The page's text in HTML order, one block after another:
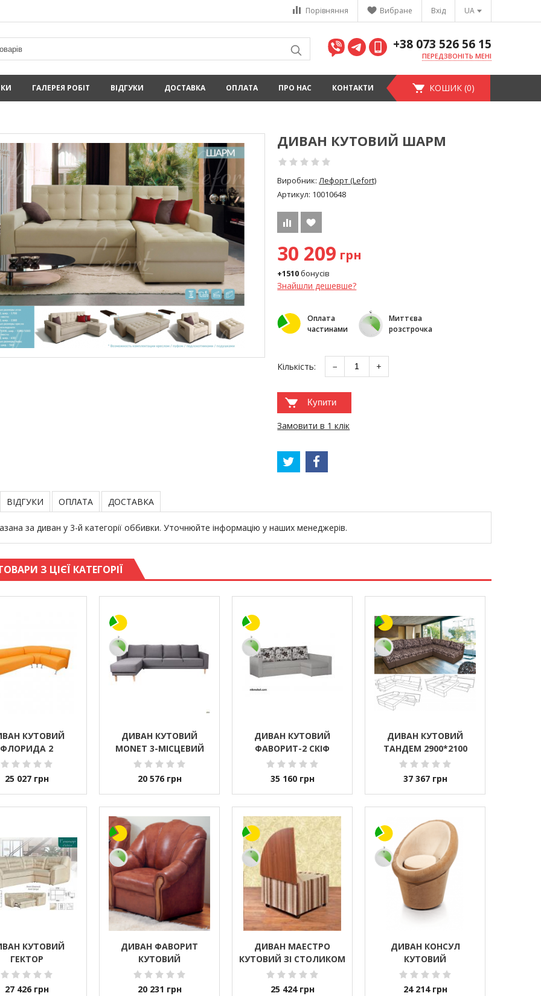
UA
Вхід
Вибране
Порівняння
+38 073 526 56 15
ПЕРЕДЗВОНІТЬ МЕНІ
ГАЛЕРЕЯ РОБІТ ВІДГУКИ ДОСТАВКА ОПЛАТА ПРО НАС КОНТАКТИ КОШИК (0)
ДИВАН КУТОВИЙ ШАРМ
Виробник: Лефорт (Lefort)
Артикул: 10010648
30 209 грн
+1510бонусів
Знайшли дешевше?
Оплата
частинами
Миттєва
розстрочка
Кількість: − +
Купити
Замовити в 1 клік
ВІДГУКИ ОПЛАТА ДОСТАВКА
за диван у 3-й категорії оббивки. Уточнюйте інформацію у наших менеджерів.
З ЦІЄЇ КАТЕГОРІЇ
КУТОВИЙ
ФЛОРИДА 2
25 027 грн
ДИВАН КУТОВИЙ
MONET 3-МІСЦЕВИЙ
20 576 грн
ДИВАН КУТОВИЙ
ФАВОРИТ-2 СКІФ
35 160 грн
ДИВАН КУТОВИЙ
ТАНДЕМ 2900*2100
37 367 грн
КУТОВИЙ
ГЕКТОР
27 426 грн
ДИВАН ФАВОРИТ
КУТОВИЙ
20 231 грн
ДИВАН МАЕСТРО
КУТОВИЙ ЗІ СТОЛИКОМ
25 424 грн
ДИВАН КОНСУЛ
КУТОВИЙ
24 214 грн